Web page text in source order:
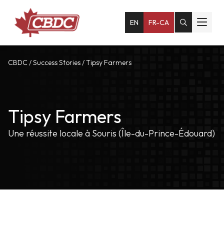
EN FR-CA
CBDC /Success Stories/Tipsy Farmers
Tipsy Farmers
Une réussite locale à Souris (Île-du-Prince-Édouard)